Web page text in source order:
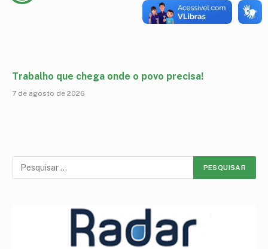
Trabalho que chega onde o povo precisa!
7 de agosto de 2026